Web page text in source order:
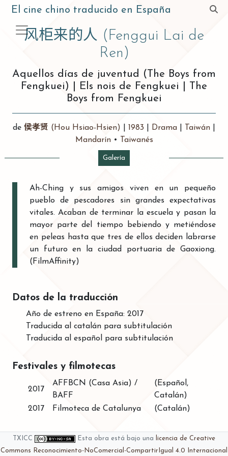
El cine chino traducido en España
风柜来的人 (Fenggui Lai de
Ren)
Aquellos días de juventud (The Boys from
Fengkuei)
Els nois de Fengkuei
The
Boys from Fengkuei
de 侯孝贤 (Hou Hsiao-Hsien) 1983 Drama Taiwán
Mandarín• Taiwanés
Galería
Ah-Ching y sus amigos viven en un pequeño
pueblo de pescadores sin grandes expectativas
vitales. Acaban de terminar la escuela y pasan la
mayor parte del tiempo bebiendo y metiéndose
en peleas hasta que tres de ellos deciden labrarse
un futuro en la ciudad portuaria de Gaoxiong.
(FilmAffinity)
Datos de la traducción
Año de estreno en España: 2017
Traducida al catalán para subtitulación
Traducida al español para subtitulación
Festivales y filmotecas
2017
AFFBCN (Casa Asia) /
BAFF
(Español,
Catalán)
2017
Filmoteca de Catalunya (Catalán)
TXICC Esta obra está bajo una
licencia de Creative
Commons Reconocimiento-NoComercial-CompartirIgual 4.0 Internacional